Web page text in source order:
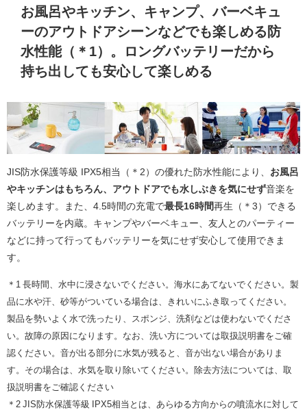
お風呂やキッチン、キャンプ、バーベキュ
ーのアウトドアシーンなどでも楽しめる防
水性能（＊1）。ロングバッテリーだから
持ち出しても安心して楽しめる
JIS防水保護等級 IPX5相当（＊2）の優れた防水性能により、 お風呂
やキッチンはもちろん、アウトドアでも水しぶきを気にせず音楽を
楽しめます。また、4.5時間の充電で最長16時間再生（＊3）できる
バッテリーを内蔵。キャンプやバーベキュー、友人とのパーティー
などに持って行ってもバッテリーを気にせず安心して使用できま
す。
＊1 長時間、水中に浸さないでください。海水にあてないでください。製
品に水や汗、砂等がついている場合は、きれいにふき取ってください。
製品を勢いよく水で洗ったり、スポンジ、洗剤などは使わないでくださ
い。故障の原因になります。なお、洗い方については取扱説明書をご確
認ください。音が出る部分に水気が残ると、音が出ない場合がありま
す。その場合は、水気を取り除いてください。除去方法については、取
扱説明書をご確認ください
＊2 JIS防水保護等級 IPX5相当とは、あらゆる方向からの噴流水に対して